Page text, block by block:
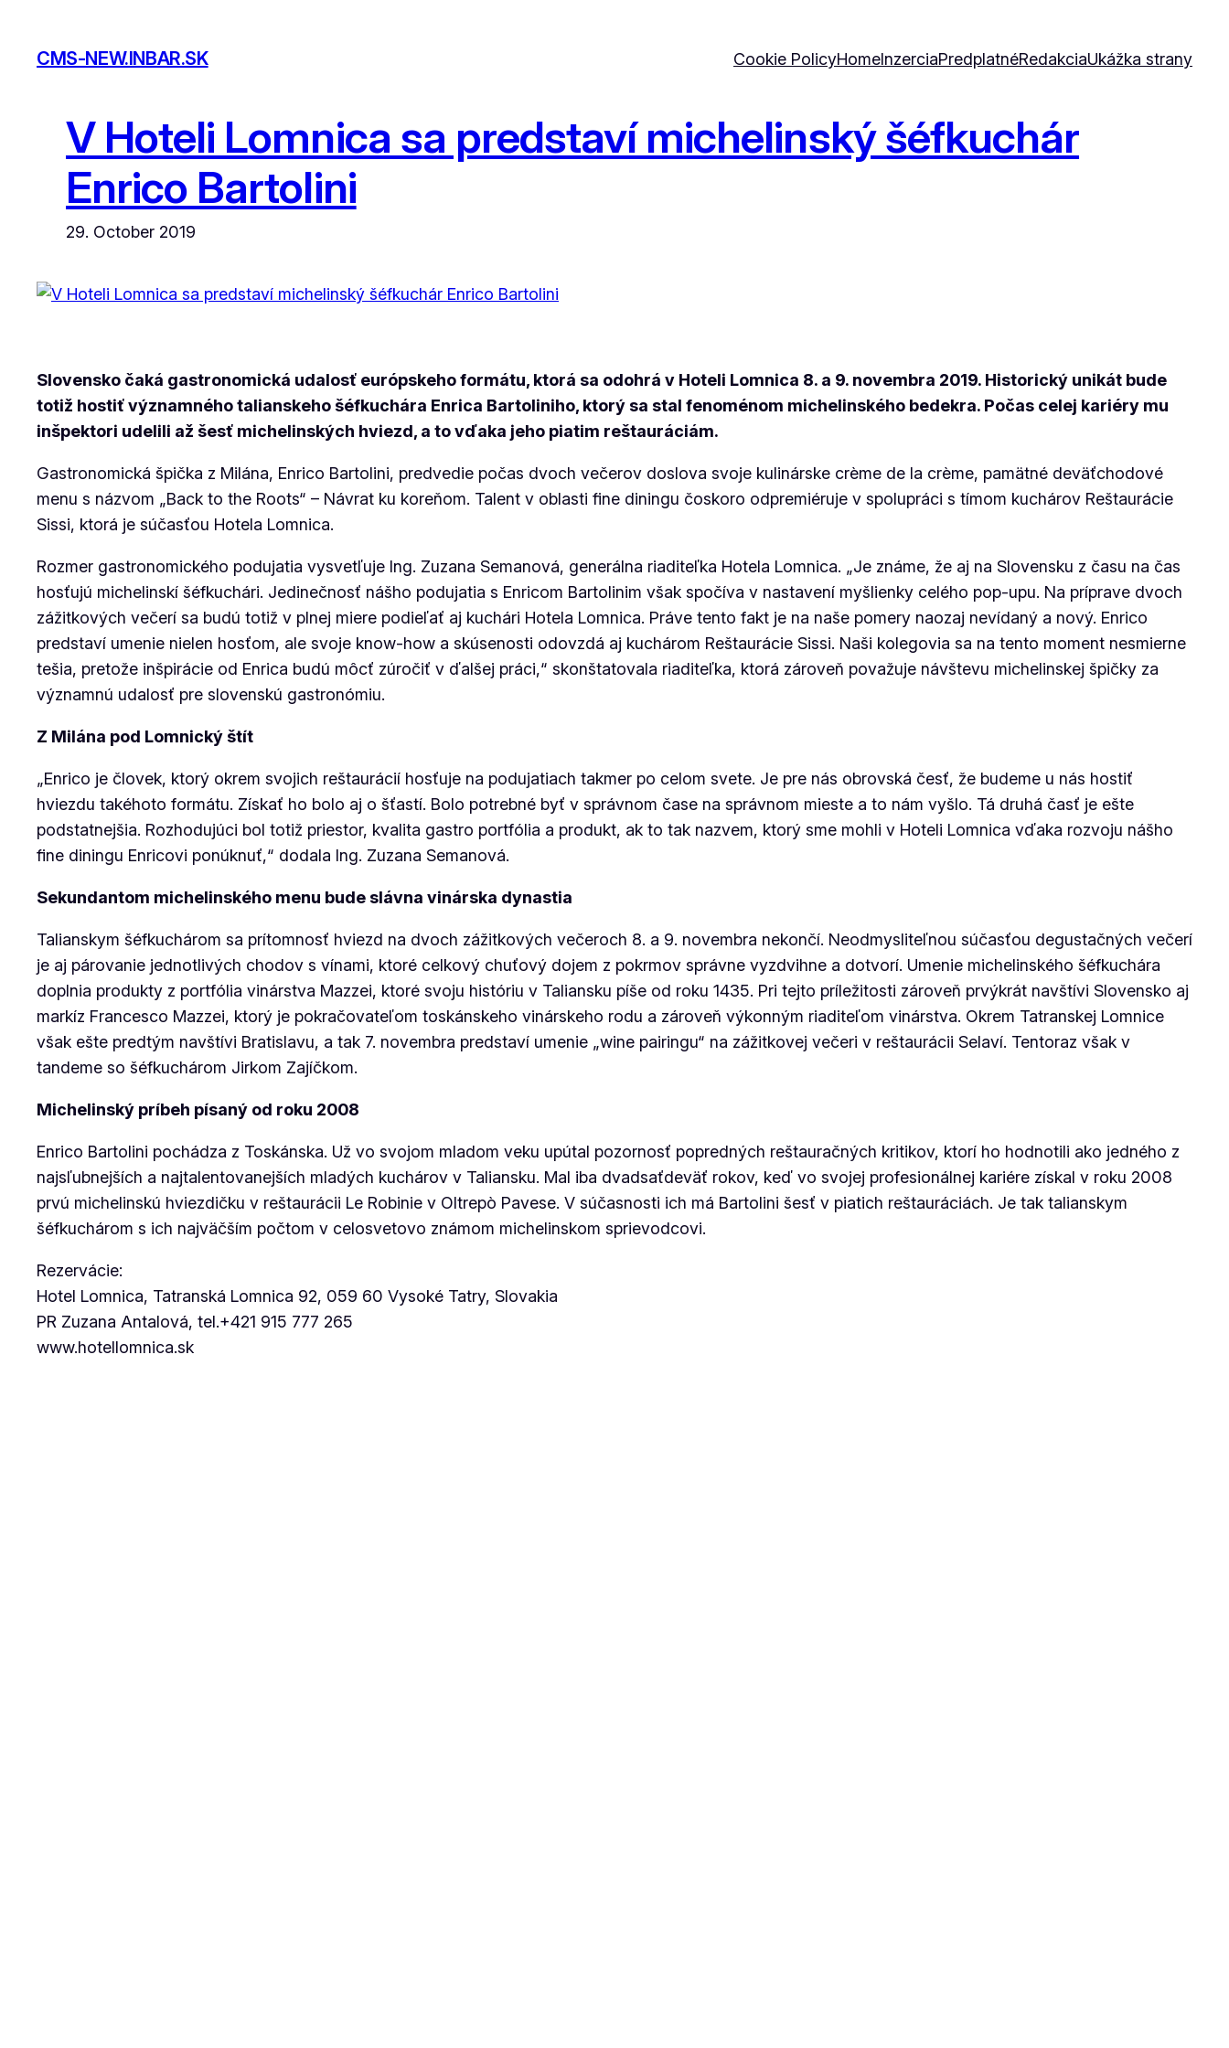
content
CMS-NEW.INBAR.SK Cookie PolicyHomeInzerciaPredplatnéRedakciaUkážka strany
V Hoteli Lomnica sa predstaví michelinský šéfkuchár
Enrico Bartolini
29. October 2019
Slovensko čaká gastronomická udalosť európskeho formátu, ktorá sa odohrá v Hoteli Lomnica 8. a 9. novembra 2019. Historický unikát bude
totiž hostiť významného talianskeho šéfkuchára Enrica Bartoliniho, ktorý sa stal fenoménom michelinského bedekra. Počas celej kariéry mu
inšpektori udelili až šesť michelinských hviezd, a to vďaka jeho piatim reštauráciám.
Gastronomická špička z Milána, Enrico Bartolini, predvedie počas dvoch večerov doslova svoje kulinárske crème de la crème, pamätné deväťchodové
menu s názvom „Back to the Roots“ – Návrat ku koreňom. Talent v oblasti fine diningu čoskoro odpremiéruje v spolupráci s tímom kuchárov Reštaurácie
Sissi, ktorá je súčasťou Hotela Lomnica.
Rozmer gastronomického podujatia vysvetľuje Ing. Zuzana Semanová, generálna riaditeľka Hotela Lomnica. „Je známe, že aj na Slovensku z času na čas
hosťujú michelinskí šéfkuchári. Jedinečnosť nášho podujatia s Enricom Bartolinim však spočíva v nastavení myšlienky celého pop-upu. Na príprave dvoch
zážitkových večerí sa budú totiž v plnej miere podieľať aj kuchári Hotela Lomnica. Práve tento fakt je na naše pomery naozaj nevídaný a nový. Enrico
predstaví umenie nielen hosťom, ale svoje know-how a skúsenosti odovzdá aj kuchárom Reštaurácie Sissi. Naši kolegovia sa na tento moment nesmierne
tešia, pretože inšpirácie od Enrica budú môcť zúročiť v ďalšej práci,“ skonštatovala riaditeľka, ktorá zároveň považuje návštevu michelinskej špičky za
významnú udalosť pre slovenskú gastronómiu.
Z Milána pod Lomnický štít
„Enrico je človek, ktorý okrem svojich reštaurácií hosťuje na podujatiach takmer po celom svete. Je pre nás obrovská česť, že budeme u nás hostiť
hviezdu takéhoto formátu. Získať ho bolo aj o šťastí. Bolo potrebné byť v správnom čase na správnom mieste a to nám vyšlo. Tá druhá časť je ešte
podstatnejšia. Rozhodujúci bol totiž priestor, kvalita gastro portfólia a produkt, ak to tak nazvem, ktorý sme mohli v Hoteli Lomnica vďaka rozvoju nášho
fine diningu Enricovi ponúknuť,“ dodala Ing. Zuzana Semanová.
Sekundantom michelinského menu bude slávna vinárska dynastia
Talianskym šéfkuchárom sa prítomnosť hviezd na dvoch zážitkových večeroch 8. a 9. novembra nekončí. Neodmysliteľnou súčasťou degustačných večerí
je aj párovanie jednotlivých chodov s vínami, ktoré celkový chuťový dojem z pokrmov správne vyzdvihne a dotvorí. Umenie michelinského šéfkuchára
doplnia produkty z portfólia vinárstva Mazzei, ktoré svoju históriu v Taliansku píše od roku 1435. Pri tejto príležitosti zároveň prvýkrát navštívi Slovensko aj
markíz Francesco Mazzei, ktorý je pokračovateľom toskánskeho vinárskeho rodu a zároveň výkonným riaditeľom vinárstva. Okrem Tatranskej Lomnice
však ešte predtým navštívi Bratislavu, a tak 7. novembra predstaví umenie „wine pairingu“ na zážitkovej večeri v reštaurácii Selaví. Tentoraz však v
tandeme so šéfkuchárom Jirkom Zajíčkom.
Michelinský príbeh písaný od roku 2008
Enrico Bartolini pochádza z Toskánska. Už vo svojom mladom veku upútal pozornosť popredných reštauračných kritikov, ktorí ho hodnotili ako jedného z
najsľubnejších a najtalentovanejších mladých kuchárov v Taliansku. Mal iba dvadsaťdeväť rokov, keď vo svojej profesionálnej kariére získal v roku 2008
prvú michelinskú hviezdičku v reštaurácii Le Robinie v Oltrepò Pavese. V súčasnosti ich má Bartolini šesť v piatich reštauráciách. Je tak talianskym
šéfkuchárom s ich najväčším počtom v celosvetovo známom michelinskom sprievodcovi.
Rezervácie:
Hotel Lomnica, Tatranská Lomnica 92, 059 60 Vysoké Tatry, Slovakia
PR Zuzana Antalová, tel.+421 915 777 265
www.hotellomnica.sk